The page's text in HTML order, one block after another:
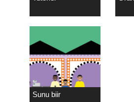
Sunu biir